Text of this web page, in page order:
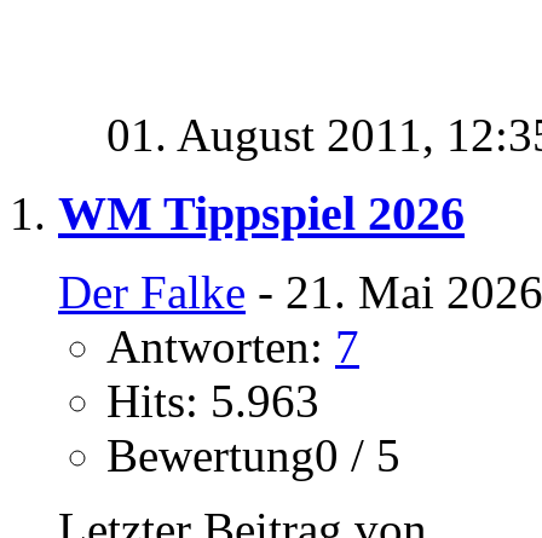
01. August 2011,
WM Tippspiel 2026
Der Falke - 21. Mai
Antworten: 7
Hits: 5.963
Bewertung0 / 5